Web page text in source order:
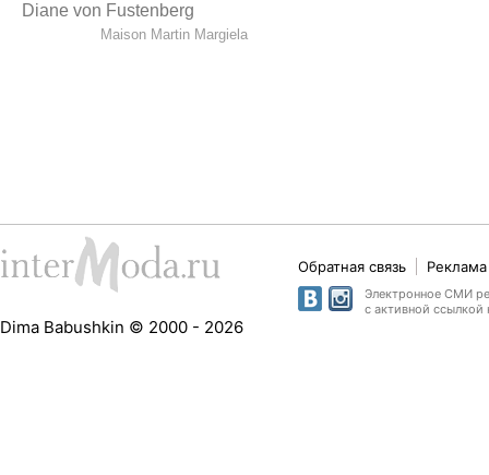
Diane von Fustenberg
Maison Martin Margiela
Dima Babushkin © 2000 - 2026
Обратная связь
Электронное СМИ
с активной ссылкой